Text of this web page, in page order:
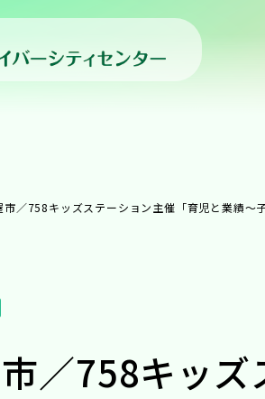
市／758キッズステーション主催「育児と業績～
／758キッ